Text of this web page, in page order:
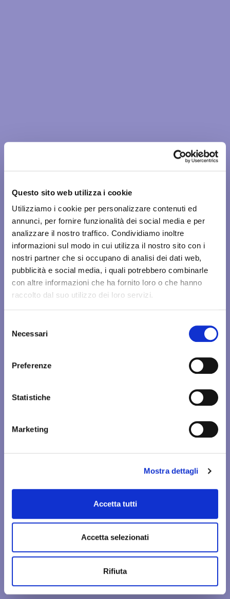
Questo sito web utilizza i cookie
Utilizziamo i cookie per personalizzare contenuti ed
annunci, per fornire funzionalità dei social media e per
analizzare il nostro traffico. Condividiamo inoltre
informazioni sul modo in cui utilizza il nostro sito con i
nostri partner che si occupano di analisi dei dati web,
pubblicità e social media, i quali potrebbero combinarle
con altre informazioni che ha fornito loro o che hanno
raccolto dal suo utilizzo dei loro servizi.
delNecessari
Preferenze
Statistiche
Marketing
Mostra dettagli
Accetta tutti
Accetta selezionati
Rifiuta